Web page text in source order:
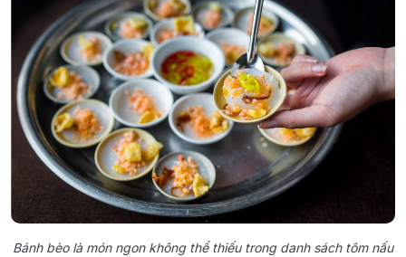
Bánh bèo là món ngon không thể thiếu trong danh sách tôm nấu